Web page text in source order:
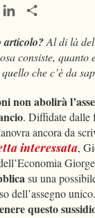
ThreadsLinkedIn
articolo?Al di là
consiste, quanto
che c’è da
non abolirà
. Diffidate dalle
ancora da
interessata,
su una
dell’assegno unico.
questo